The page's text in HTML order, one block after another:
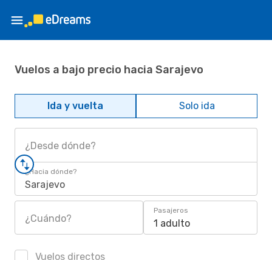
Vuelos a bajo precio hacia Sarajevo
Ida y vuelta Solo ida
¿Desde dónde?
¿Hacia dónde?
Sarajevo
¿Cuándo?
Pasajeros
1 adulto
Vuelos directos